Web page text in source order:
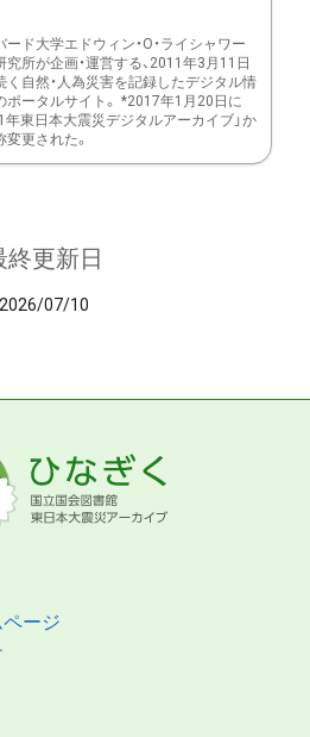
ード大学エドウィン・O・ライシャワー
究所が企画・運営する、2011年3月11日
く自然・人為災害を記録したデジタル情
ポータルサイト。 *2017年1月20日に
年東日本大震災デジタルアーカイブ」か
変更された。
終更新日
2026/07/10
ージ